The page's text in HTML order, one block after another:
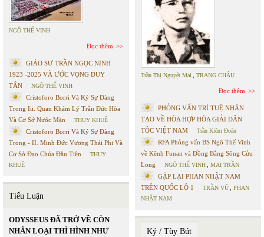
NGÔ THẾ VINH
Đọc thêm
GIÁO SƯ TRẦN NGỌC NINH
1923 -2025 VÀ ƯỚC VỌNG DUY
TÂN
NGÔ THẾ VINH
Cristoforo Borri Và Ký Sự Đàng
Trong Iii. Quan Khám Lý Trần Đức Hòa
Và Cơ Sở Nước Mặn
THỤY KHUÊ
Cristoforo Borri Và Ký Sự Đàng
Trong - II. Minh Đức Vương Thái Phi Và
Cơ Sở Đạo Chúa Đầu Tiên
THỤY
KHUÊ
Tiểu Luận
ODYSSEUS ĐÃ TRỞ VỀ CÒN
NHÂN LOẠI THÌ HÌNH NHƯ
Trần Thị Nguyệt Mai TRANG CHÂU
Đọc thêm
PHỎNG VẤN TRÍ TUỆ NHÂN
TẠO VỀ HÒA HỢP HÒA GIẢI DÂN
TỘC VIỆT NAM
Trần Kiêm Đoàn
RFA Phỏng vấn BS Ngô Thế Vinh
về Kênh Funan và Đồng Bằng Sông Cửu
Long
NGÔ THẾ VINH MAI TRẦN
GẶP LẠI PHAN NHẬT NAM
TRÊN QUỐC LỘ 1
TRẦN VŨ
PHAN
NHẬT NAM
Ký / Tùy Bút